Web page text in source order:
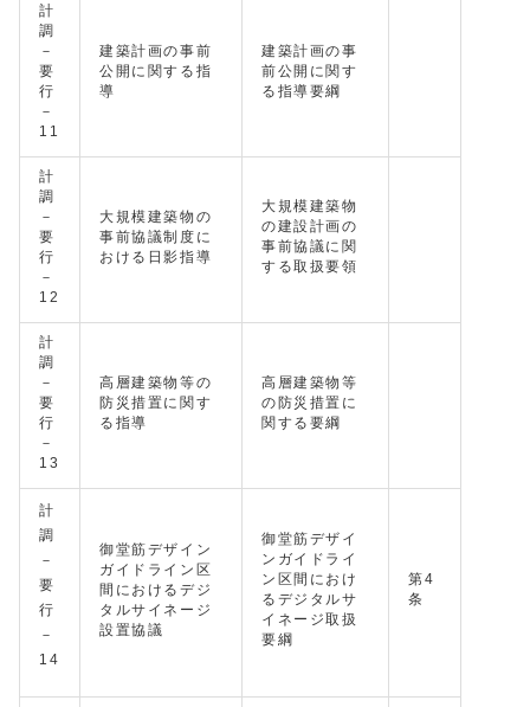
計
調
－
要
行
－
11
建築計画の事前
公開に関する指
導
建築計画の事
前公開に関す
る指導要綱
計
調
－
要
行
－
12
大規模建築物の
事前協議制度に
おける日影指導
大規模建築物
の建設計画の
事前協議に関
する取扱要領
計
調
－
要
行
－
13
高層建築物等の
防災措置に関す
る指導
高層建築物等
の防災措置に
関する要綱
計
調
－
要
行
－
14
御堂筋デザイン
ガイドライン区
間におけるデジ
タルサイネージ
設置協議
御堂筋デザイ
ンガイドライ
ン区間におけ
るデジタルサ
イネージ取扱
要綱
第4
条